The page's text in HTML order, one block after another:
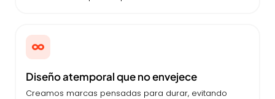
Diseño atemporal que no envejece
Creamos marcas pensadas para durar, evitando